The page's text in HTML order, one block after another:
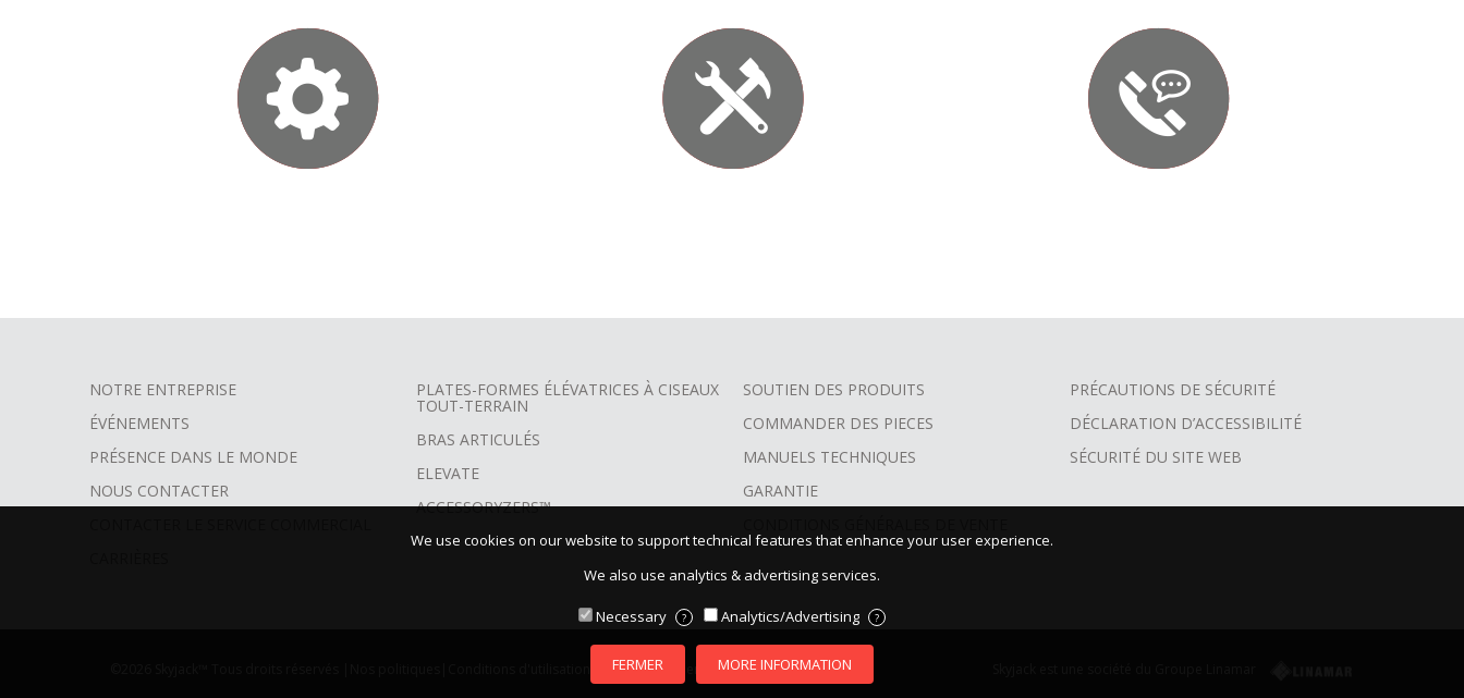
FOOTER
MENU
NOTRE ENTREPRISE
ÉVÉNEMENTS
PRÉSENCE DANS LE MONDE
NOUS CONTACTER
PLATES-FORMES ÉLÉVATRICES À CISEAUX
TOUT-TERRAIN
BRAS ARTICULÉS
ELEVATE
ACCESSORYZERS™
SOUTIEN DES PRODUITS
COMMANDER DES PIECES
MANUELS TECHNIQUES
GARANTIE
PRÉCAUTIONS DE SÉCURITÉ
DÉCLARATION D’ACCESSIBILITÉ
SÉCURITÉ DU SITE WEB
Commmuniquer avec nous
We use cookies on our website to support technical features that enhance your user experience.
We also use analytics & advertising services.
Necessary ? Analytics/Advertising ?
FERMER MORE INFORMATION